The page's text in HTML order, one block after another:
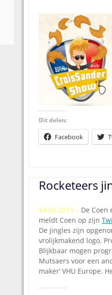
Dit delen:
Facebook
Rocketeers
04.06.2011 – De Coen
meldt Coen op zijn
De jingles zijn
vrolijkmakend logo.
Blijkbaar mogen
Mutsaers voor een
maker’ VHU Europe.